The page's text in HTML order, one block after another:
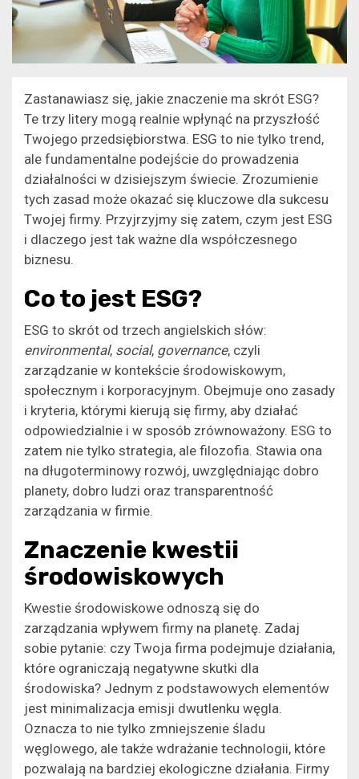
Zastanawiasz się, jakie znaczenie ma skrót ESG?
Te trzy litery mogą realnie wpłynąć na przyszłość
Twojego przedsiębiorstwa. ESG to nie tylko trend,
ale fundamentalne podejście do prowadzenia
działalności w dzisiejszym świecie. Zrozumienie
tych zasad może okazać się kluczowe dla sukcesu
Twojej firmy. Przyjrzyjmy się zatem, czym jest ESG
i dlaczego jest tak ważne dla współczesnego
biznesu.
Co to jest ESG?
ESG to skrót od trzech angielskich słów:
environmental, social, governance, czyli
zarządzanie w kontekście środowiskowym,
społecznym i korporacyjnym. Obejmuje ono zasady
i kryteria, którymi kierują się firmy, aby działać
odpowiedzialnie i w sposób zrównoważony. ESG to
zatem nie tylko strategia, ale filozofia. Stawia ona
na długoterminowy rozwój, uwzględniając dobro
planety, dobro ludzi oraz transparentność
zarządzania w firmie.
Znaczenie kwestii
środowiskowych
Kwestie środowiskowe odnoszą się do
zarządzania wpływem firmy na planetę. Zadaj
sobie pytanie: czy Twoja firma podejmuje działania,
które ograniczają negatywne skutki dla
środowiska? Jednym z podstawowych elementów
jest minimalizacja emisji dwutlenku węgla.
Oznacza to nie tylko zmniejszenie śladu
węglowego, ale także wdrażanie technologii, które
pozwalają na bardziej ekologiczne działania. Firmy